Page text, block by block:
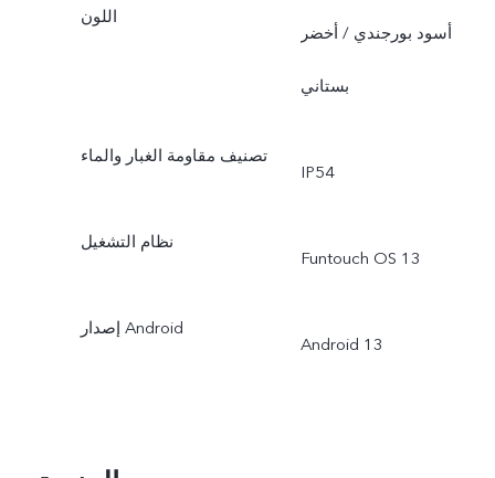
اللون
أسود بورجندي / أخضر
بستاني
تصنيف مقاومة الغبار والماء
IP54
نظام التشغيل
Funtouch OS 13
إصدار Android
Android 13